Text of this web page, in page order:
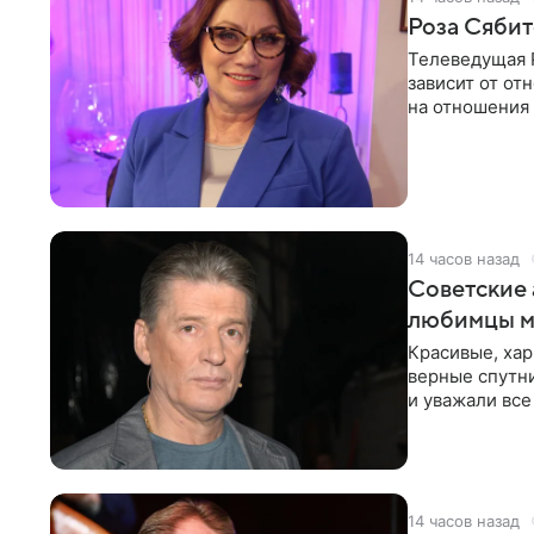
Роза
Телеведущая
зависит от
на
14 часов назад
Советские
любимцы
Красивые,
верные
и уважали
14 часов назад